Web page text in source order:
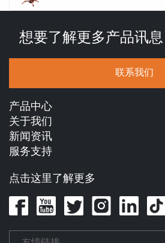
想要了解更多产品讯
联系我们
产品中心
关于我们
新闻资讯
服务支持
点击这里了解更多